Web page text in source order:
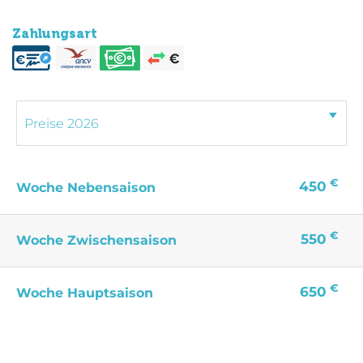
Zahlungsart
Woche Nebensaison 450 €
Woche Zwischensaison 550 €
Woche Hauptsaison 650 €